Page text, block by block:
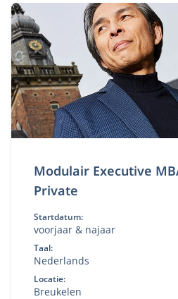
Modulair Executive
Private
Startdatum:
voorjaar & najaar
Taal:
Nederlands
Locatie:
Breukelen